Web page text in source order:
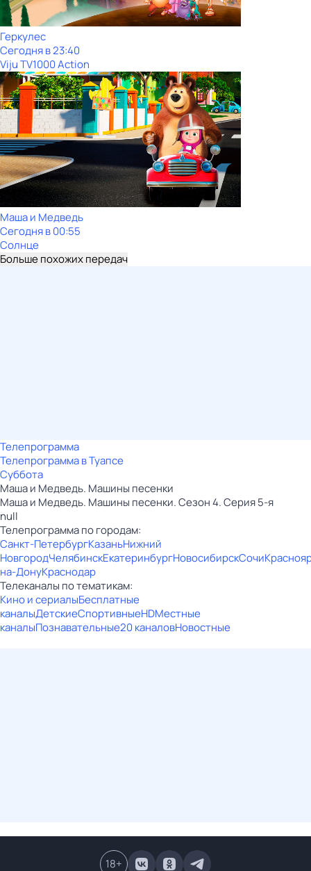
Геркулес
Сегодня в 23:40
Viju TV1000 Action
Маша и Медведь
Сегодня в 00:55
Солнце
Больше похожих передач
Телепрограмма
Телепрограмма в Туапсе
Суббота
Маша и Медведь. Машины песенки
Маша и Медведь. Машины песенки. Сезон 4. Серия 5-я
null
Телепрограмма по городам:
Санкт-ПетербургКазаньНижний
НовгородЧелябинскЕкатеринбургНовосибирскСочи
на-ДонуКраснодар
Телеканалы по тематикам:
Кино и сериалыБесплатные
каналыДетскиеСпортивныеHDМестные
каналыПознавательные20 каналовНовостные
18+